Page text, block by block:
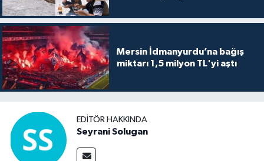
Mersin İdmanyurdu’na bağış
miktarı 1,5 milyon TL'yi aştı
EDITÖR HAKKINDA
Seyrani Solugan